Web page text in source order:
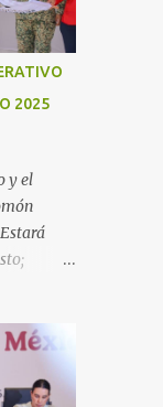
2025
y el
país
con el
señala la